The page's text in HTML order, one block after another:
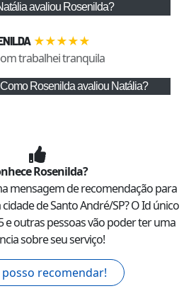
avaliou Rosenilda?
★★★★★
trabalhei tranquila
Como Rosenildaavaliou Natália?
Rosenilda?
mensagem de recomendação para
deSanto André/SP? O Id único
e outras pessoas vão poder ter uma
sobre seu serviço!
posso recomendar!